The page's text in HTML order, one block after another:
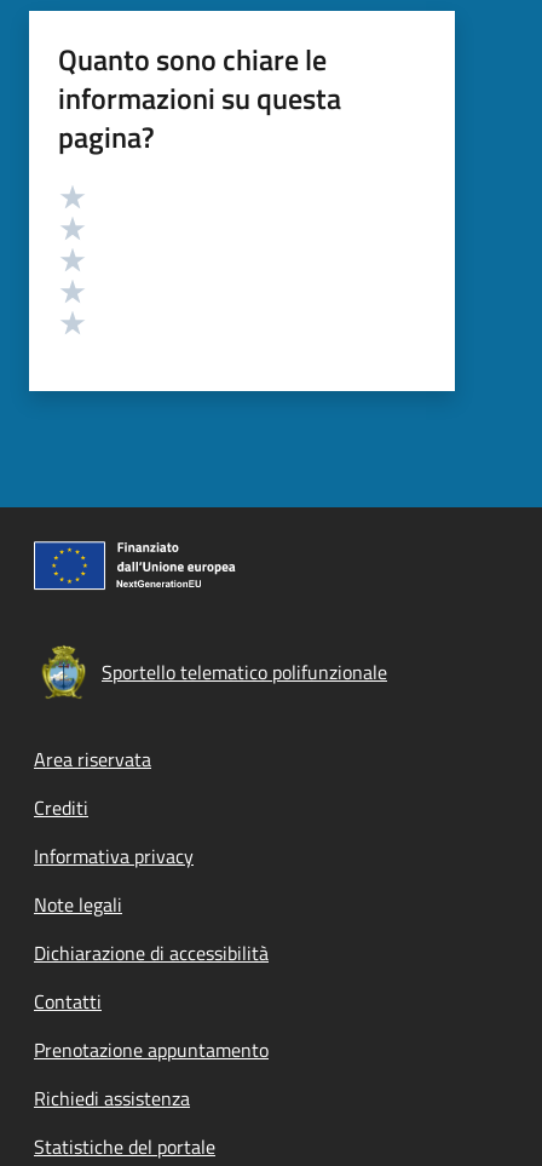
Quanto sono chiare le
informazioni su questa
pagina?
Valutazione
Sportello telematico polifunzionale
Footer menu
Area riservata
Crediti
Informativa privacy
Note legali
Dichiarazione di accessibilità
Contatti
Prenotazione appuntamento
Richiedi assistenza
Statistiche del portale